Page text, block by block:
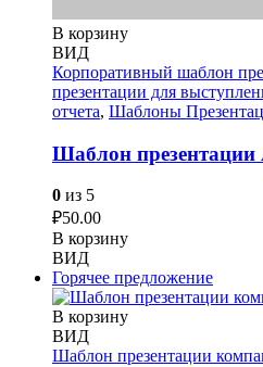
В корзину
ВИД
Корпоративный шаблон
презентации для
отчета, Шаблоны
Шаблон
0 из 5
₽50.00
В корзину
ВИД
Горячее предложение
В корзину
ВИД
Шаблон презентации